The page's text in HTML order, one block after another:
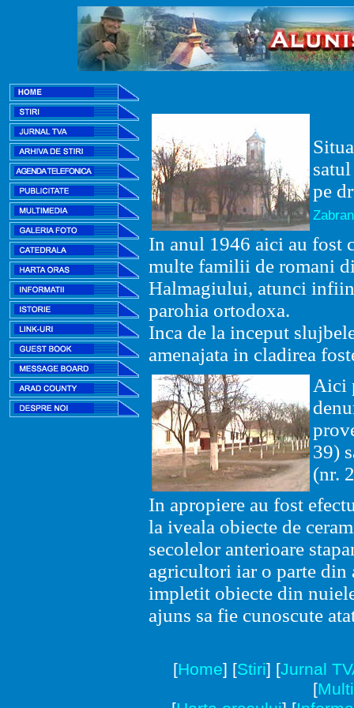
pe
In anul 1946 aici au fost
multe familii de romani
Halmagiului, atunci
parohia ortodoxa.
Inca de la inceput
amenajata in cladirea
Aici
39)
(nr.
In apropiere au fost
la iveala obiecte de
secolelor anterioare
agricultori iar o parte din
impletit obiecte din
ajuns sa fie cunoscute
[Home] [Stiri] [Jurnal
[